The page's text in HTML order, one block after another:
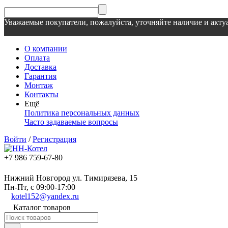
Уважаемые покупатели, пожалуйста, уточняйте наличие и
О компании
Оплата
Доставка
Гарантия
Монтаж
Контакты
Ещё
Политика персональных данных
Часто задаваемые вопросы
Войти /Регистрация
+7 986 759-67-80
Нижний Новгород ул. Тимирязева, 15
Пн-Пт, с 09:00-17:00
kotel152@yandex.ru
Каталог товаров